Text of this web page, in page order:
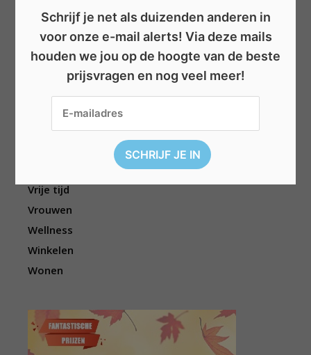
Overige
Televisie
Topwedstrijden
Vrije tijd
Vrouwen
Wellness
Winkelen
Wonen
Schrijf je net als duizenden anderen in
voor onze e-mail alerts! Via deze mails
houden we jou op de hoogte van de beste
prijsvragen en nog veel meer!